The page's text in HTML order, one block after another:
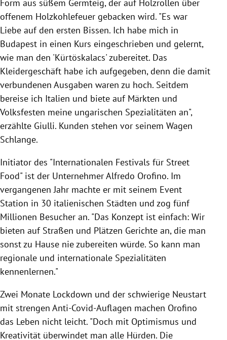
Form aus süßem Germteig, der auf Holzrollen über
offenem Holzkohlefeuer gebacken wird. "Es war
Liebe auf den ersten Bissen. Ich habe mich in
Budapest in einen Kurs eingeschrieben und gelernt,
wie man den 'Kürtöskalacs' zubereitet. Das
Kleidergeschäft habe ich aufgegeben, denn die damit
verbundenen Ausgaben waren zu hoch. Seitdem
bereise ich Italien und biete auf Märkten und
Volksfesten meine ungarischen Spezialitäten an",
erzählte Giulli. Kunden stehen vor seinem Wagen
Schlange.
Initiator des "Internationalen Festivals für Street
Food" ist der Unternehmer Alfredo Orofino. Im
vergangenen Jahr machte er mit seinem Event
Station in 30 italienischen Städten und zog fünf
Millionen Besucher an. "Das Konzept ist einfach: Wir
bieten auf Straßen und Plätzen Gerichte an, die man
sonst zu Hause nie zubereiten würde. So kann man
regionale und internationale Spezialitäten
kennenlernen."
Zwei Monate Lockdown und der schwierige Neustart
mit strengen Anti-Covid-Auflagen machen Orofino
das Leben nicht leicht. "Doch mit Optimismus und
Kreativität überwindet man alle Hürden. Die